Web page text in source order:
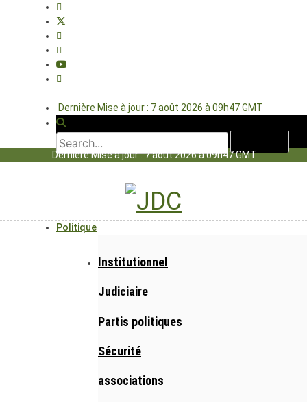
Dernière Mise à jour : 7 août 2026 à 09h47 GMT
Dernière Mise à jour : 7 août 2026 à 09h47 GMT
Politique
Institutionnel
Judiciaire
Partis politiques
Sécurité
associations